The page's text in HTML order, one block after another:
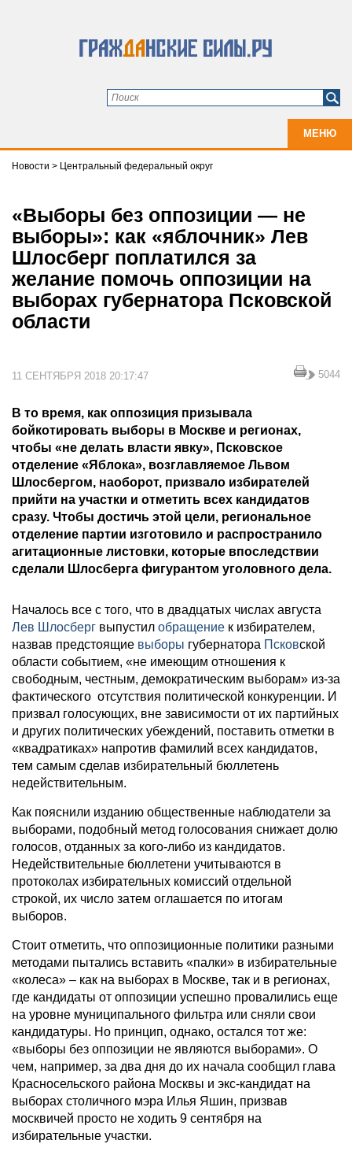
МЕНЮ
Новости > Центральный федеральный округ
«Выборы без оппозиции — не
выборы»: как «яблочник» Лев
Шлосберг поплатился за
желание помочь оппозиции на
выборах губернатора Псковской
области
11 СЕНТЯБРЯ 2018 20:17:47 5044
В то время, как оппозиция призывала
бойкотировать выборы в Москве и регионах,
чтобы «не делать власти явку», Псковское
отделение «Яблока», возглавляемое Львом
Шлосбергом, наоборот, призвало избирателей
прийти на участки и отметить всех кандидатов
сразу. Чтобы достичь этой цели, региональное
отделение партии изготовило и распространило
агитационные листовки, которые впоследствии
сделали Шлосберга фигурантом уголовного дела.
Началось все с того, что в двадцатых числах августа
Лев Шлосберг выпустил обращение к избирателем,
назвав предстоящие выборы губернатора Псковской
области событием, «не имеющим отношения к
свободным, честным, демократическим выборам» из-за
фактического отсутствия политической конкуренции. И
призвал голосующих, вне зависимости от их партийных
и других политических убеждений, поставить отметки в
«квадратиках» напротив фамилий всех кандидатов,
тем самым сделав избирательный бюллетень
недействительным.
Как пояснили изданию общественные наблюдатели за
выборами, подобный метод голосования снижает долю
голосов, отданных за кого-либо из кандидатов.
Недействительные бюллетени учитываются в
протоколах избирательных комиссий отдельной
строкой, их число затем оглашается по итогам
выборов.
Стоит отметить, что оппозиционные политики разными
методами пытались вставить «палки» в избирательные
«колеса» – как на выборах в Москве, так и в регионах,
где кандидаты от оппозиции успешно провалились еще
на уровне муниципального фильтра или сняли свои
кандидатуры. Но принцип, однако, остался тот же:
«выборы без оппозиции не являются выборами». О
чем, например, за два дня до их начала сообщил глава
Красносельского района Москвы и экс-кандидат на
выборах столичного мэра Илья Яшин, призвав
москвичей просто не ходить 9 сентября на
избирательные участки.